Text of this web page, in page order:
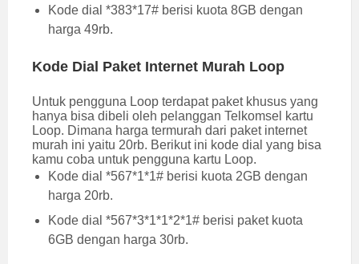
Kode dial *383*17# berisi kuota 8GB dengan
harga 49rb.
Kode Dial Paket Internet Murah Loop
Untuk pengguna Loop terdapat paket khusus yang
hanya bisa dibeli oleh pelanggan Telkomsel kartu
Loop. Dimana harga termurah dari paket internet
murah ini yaitu 20rb. Berikut ini kode dial yang bisa
kamu coba untuk pengguna kartu Loop.
Kode dial *567*1*1# berisi kuota 2GB dengan
harga 20rb.
Kode dial *567*3*1*1*2*1# berisi paket kuota
6GB dengan harga 30rb.